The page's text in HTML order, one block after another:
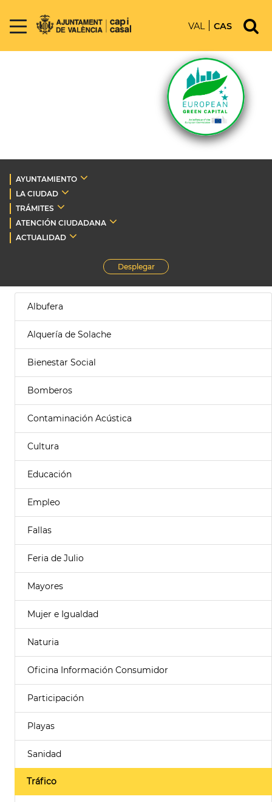
VAL CAS
AYUNTAMIENTO
LA CIUDAD
TRÁMITES
ATENCIÓN CIUDADANA
ACTUALIDAD
Desplegar
Albufera
Alquería de Solache
Bienestar Social
Bomberos
Contaminación Acústica
Cultura
Educación
Empleo
Fallas
Feria de Julio
Mayores
Mujer e Igualdad
Naturia
Oficina Información Consumidor
Participación
Playas
Sanidad
Tráfico